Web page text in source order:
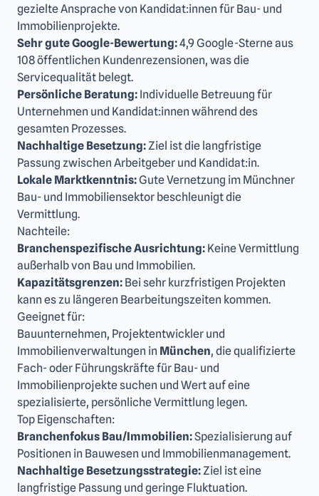
gezielte Ansprache von Kandidat:innen für Bau- und
Immobilienprojekte.
Sehr gute Google-Bewertung:4,9 Google-Sterne aus
108 öffentlichen Kundenrezensionen, was die
Servicequalität belegt.
Persönliche Beratung: Individuelle Betreuung für
Unternehmen und Kandidat:innen während des
gesamten Prozesses.
Nachhaltige Besetzung:Ziel ist die langfristige
Passung zwischen Arbeitgeber und Kandidat:in.
Lokale Marktkenntnis:Gute Vernetzung im Münchner
Bau- und Immobiliensektor beschleunigt die
Vermittlung.
Nachteile:
Branchenspezifische Ausrichtung: Keine Vermittlung
außerhalb von Bau und Immobilien.
Kapazitätsgrenzen: Bei sehr kurzfristigen Projekten
kann es zu längeren Bearbeitungszeiten kommen.
Geeignet für:
Bauunternehmen, Projektentwickler und
Immobilienverwaltungen in München, die qualifizierte
Fach- oder Führungskräfte für Bau- und
Immobilienprojekte suchen und Wert auf eine
spezialisierte, persönliche Vermittlung legen.
Top Eigenschaften:
Branchenfokus Bau/Immobilien:Spezialisierung auf
Positionen in Bauwesen und Immobilienmanagement.
Nachhaltige Besetzungsstrategie:Ziel ist eine
langfristige Passung und geringe Fluktuation.